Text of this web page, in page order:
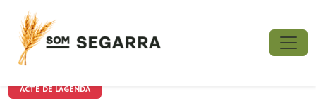
ACTE DE L'AGENDA